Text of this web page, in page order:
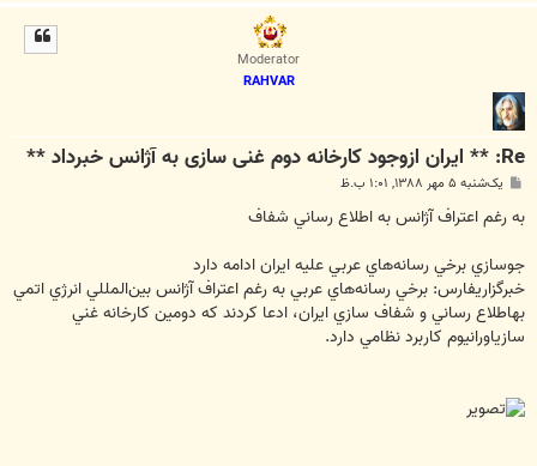
Moderator
RAHVAR
Re: ** ایران ازوجود کارخانه دوم غنی سازی به آژانس خبرداد **
ت
یک‌شنبه ۵ مهر ۱۳۸۸, ۱:۰۱ ب.ظ
به رغم اعتراف آژانس به اطلاع رساني شفاف
جوسازي برخي رسانه‌هاي عربي عليه ايران ادامه دارد
خبرگزاريفارس: برخي رسانه‌هاي عربي به رغم اعتراف آژانس بين‌المللي انرژي اتمي
بهاطلاع رساني و شفاف سازي ايران، ادعا كردند كه دومين كارخانه غني
سازياورانيوم كاربرد نظامي دارد.